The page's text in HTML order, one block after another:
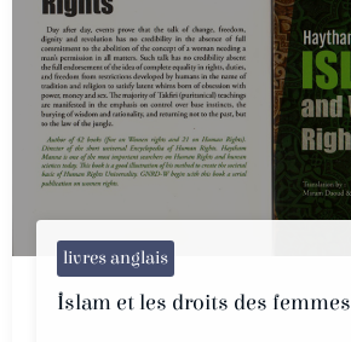
livres anglais
Islam et les droits des femmes